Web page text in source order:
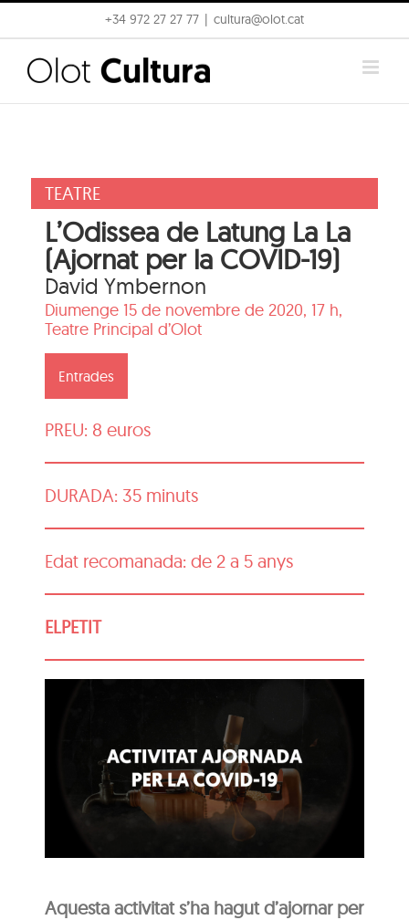
to
content
+34 972 27 27 77 cultura@olot.cat
TEATRE
L’Odissea de Latung La La
(Ajornat per la COVID-19)
David Ymbernon
Diumenge 15 de novembre de 2020, 17 h,
Teatre Principal d’Olot
Entrades
PREU: 8 euros
DURADA: 35 minuts
Edat recomanada: de 2 a 5 anys
ELPETIT
Aquesta activitat s’ha hagut d’ajornar per